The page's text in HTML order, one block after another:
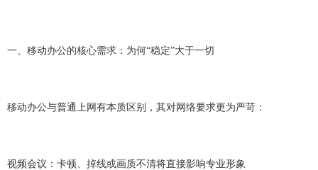
一、移动办公的核心需求：为何“稳定”大于一切
移动办公与普通上网有本质区别，其对网络要求更为严苛：
视频会议：卡顿、掉线或画质不清将直接影响专业形象